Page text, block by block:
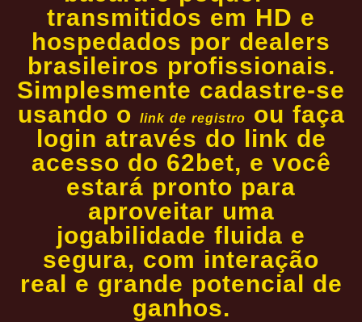
transmitidos em HD e
hospedados por dealers
brasileiros profissionais.
Simplesmente cadastre-se
usando o
link de registro
ou faça
login através do link de
acesso do 62bet, e você
estará pronto para
aproveitar uma
jogabilidade fluida e
segura, com interação
real e grande potencial de
ganhos.